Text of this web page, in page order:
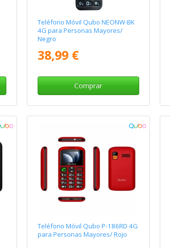
Teléfono Móvil Qubo NEONW-BK
4G para Personas Mayores/
Negro
38,99 €
Comprar
Teléfono Móvil Qubo P-186RD 4G
para Personas Mayores/ Rojo